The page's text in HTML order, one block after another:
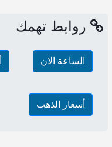
روابط تهمك
الساعة الان
أسعار الذهب